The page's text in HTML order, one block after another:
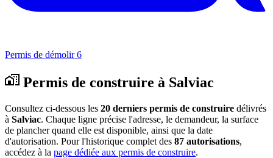
Permis de démolir 6
Permis de construire à Salviac
Consultez ci-dessous les 20 derniers permis de construire délivrés
à Salviac. Chaque ligne précise l'adresse, le demandeur, la surface
de plancher quand elle est disponible, ainsi que la date
d'autorisation. Pour l'historique complet des 87 autorisations,
accédez à la page dédiée aux permis de construire.